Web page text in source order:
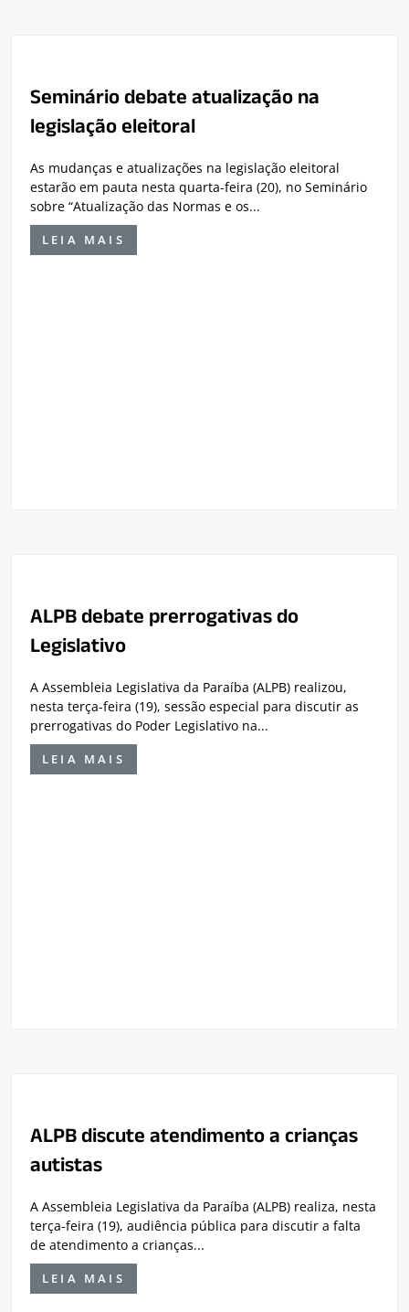
Seminário debate atualização na
legislação eleitoral
As mudanças e atualizações na legislação eleitoral
estarão em pauta nesta quarta-feira (20), no Seminário
sobre “Atualização das Normas e os...
LEIA MAIS
ALPB debate prerrogativas do
Legislativo
A Assembleia Legislativa da Paraíba (ALPB) realizou,
nesta terça-feira (19), sessão especial para discutir as
prerrogativas do Poder Legislativo na...
LEIA MAIS
ALPB discute atendimento a crianças
autistas
A Assembleia Legislativa da Paraíba (ALPB) realiza, nesta
terça-feira (19), audiência pública para discutir a falta
de atendimento a crianças...
LEIA MAIS